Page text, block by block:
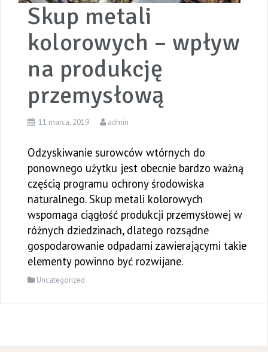
Skup metali
kolorowych – wpływ
na produkcję
przemysłową
11 marca, 2019 admin
Odzyskiwanie surowców wtórnych do
ponownego użytku jest obecnie bardzo ważną
częścią programu ochrony środowiska
naturalnego. Skup metali kolorowych
wspomaga ciągłość produkcji przemysłowej w
różnych dziedzinach, dlatego rozsądne
gospodarowanie odpadami zawierającymi takie
elementy powinno być rozwijane.
Uncategorized